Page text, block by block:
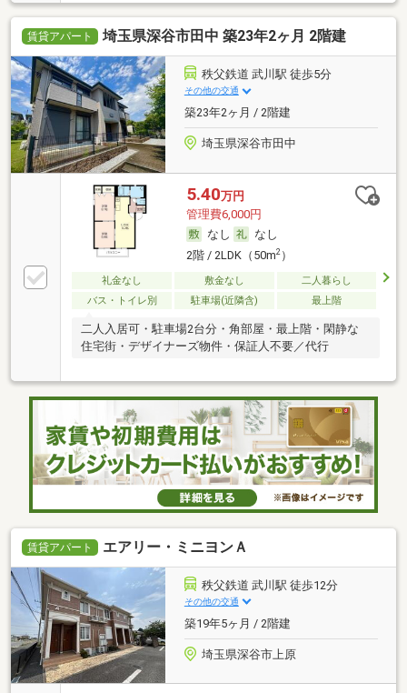
賃貸アパート 埼玉県深谷市田中 築23年2ヶ月 2階建
秩父鉄道 武川駅 徒歩5分
その他の交通
築23年2ヶ月 / 2階建
埼玉県深谷市田中
5.40万円
管理費6,000円
なし
なし
2階 / 2LDK（50m2）
礼金なし 敷金なし
二人暮らし
バス・トイレ別
駐車場(近隣含) 最上階
二人入居可・駐車場2台分・角部屋・最上階・閑静な
住宅街・デザイナーズ物件・保証人不要／代行
賃貸アパート エアリー・ミニヨンＡ
秩父鉄道 武川駅 徒歩12分
その他の交通
築19年5ヶ月 / 2階建
埼玉県深谷市上原